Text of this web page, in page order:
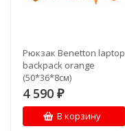
Рюкзак Benetton laptop
backpack orange
(50*36*8см)
4 590 ₽
В корзину